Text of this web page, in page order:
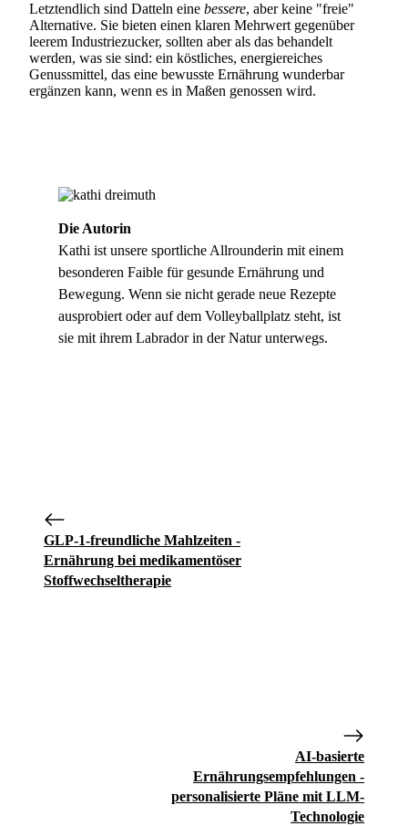
Letztendlich sind Datteln eine bessere, aber keine "freie"
Alternative. Sie bieten einen klaren Mehrwert gegenüber
leerem Industriezucker, sollten aber als das behandelt
werden, was sie sind: ein köstliches, energiereiches
Genussmittel, das eine bewusste Ernährung wunderbar
ergänzen kann, wenn es in Maßen genossen wird.
Die Autorin
Kathi ist unsere sportliche Allrounderin mit einem
besonderen Faible für gesunde Ernährung und
Bewegung. Wenn sie nicht gerade neue Rezepte
ausprobiert oder auf dem Volleyballplatz steht, ist
sie mit ihrem Labrador in der Natur unterwegs.
GLP‑1‑freundliche Mahlzeiten -
Ernährung bei medikamentöser
Stoffwechseltherapie
AI-basierte
Ernährungsempfehlungen -
personalisierte Pläne mit LLM-
Technologie